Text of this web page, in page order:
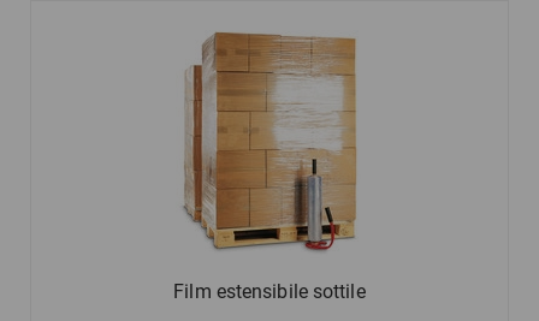
Film estensibile sottile